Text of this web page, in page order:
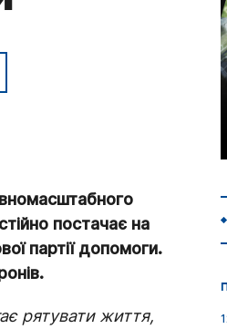
постачає на
партії допомоги.
рятувати життя,